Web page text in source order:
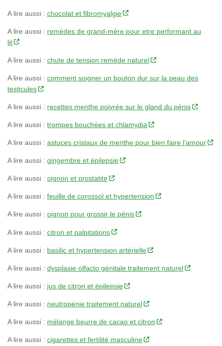
A lire aussi : chocolat et fibromyalgie
A lire aussi : remèdes de grand-mère pour etre performant au
lit
A lire aussi : chute de tension remède naturel
A lire aussi : comment soigner un bouton dur sur la peau des
testicules
A lire aussi : recettes menthe poivrée sur le gland du pénis
A lire aussi : trompes bouchées et chlamydia
A lire aussi : astuces cristaux de menthe pour bien faire l’amour
A lire aussi : gingembre et épilepsie
A lire aussi : oignon et prostatite
A lire aussi : feuille de corossol et hypertension
A lire aussi : oignon pour grossir le pénis
A lire aussi : citron et palpitations
A lire aussi : basilic et hypertension artérielle
A lire aussi : dysplasie olfacto génitale traitement naturel
A lire aussi : jus de citron et épilepsie
A lire aussi : neutropénie traitement naturel
A lire aussi : mélange beurre de cacao et citron
A lire aussi : cigarettes et fertilité masculine